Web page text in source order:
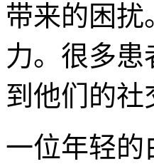
带来的困
力。很多
到他们的社
一位年轻的